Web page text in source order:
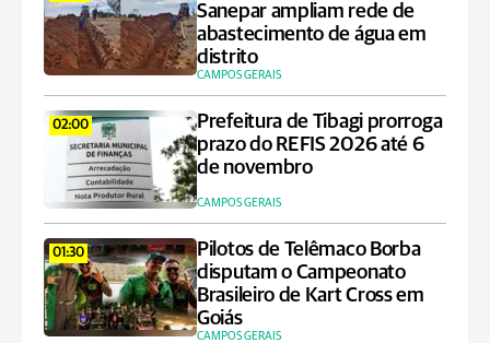
Sanepar ampliam rede de
abastecimento de água em
distrito
CAMPOS GERAIS
02:00
Prefeitura de Tibagi prorroga
prazo do REFIS 2026 até 6
de novembro
CAMPOS GERAIS
01:30
Pilotos de Telêmaco Borba
disputam o Campeonato
Brasileiro de Kart Cross em
Goiás
CAMPOS GERAIS